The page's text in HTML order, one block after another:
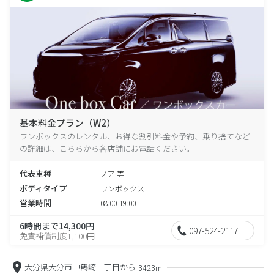
基本料金プラン（W2）
ワンボックスのレンタル、お得な割引料金や予約、乗り捨てなど
の詳細は、こちらから各店舗にお電話ください。
代表車種 ノア 等
ボディタイプ ワンボックス
営業時間 08:00-19:00
6時間まで14,300円
免責補償制度1,100円 097-524-2117
大分県大分市中鶴崎一丁目から 3423m